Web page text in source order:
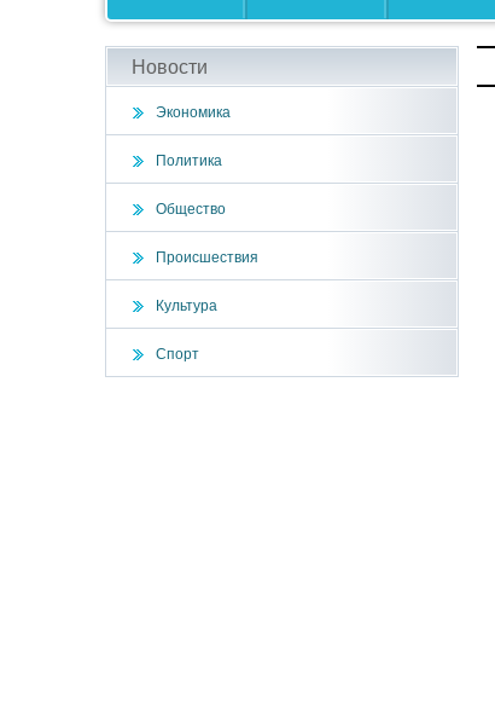
Новости
Экономика
Политика
Общество
Происшествия
Культура
Спорт